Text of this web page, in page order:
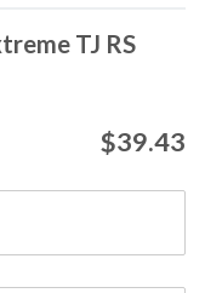
TJ RS
$39.43